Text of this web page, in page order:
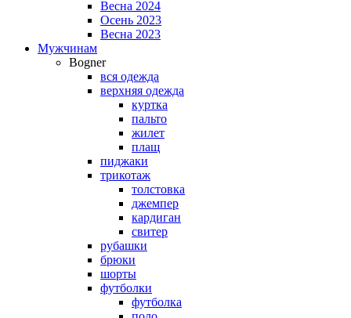
Весна 2024
Осень 2023
Весна 2023
Мужчинам
Bogner
вся одежда
верхняя одежда
куртка
пальто
жилет
плащ
пиджаки
трикотаж
толстовка
джемпер
кардиган
свитер
рубашки
брюки
шорты
футболки
футболка